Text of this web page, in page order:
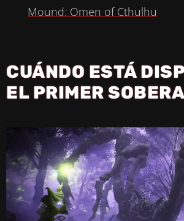
A
V
I
D
E
Mound: Omen of Cthulhu
CUÁNDO ESTÁ
EL PRIMER